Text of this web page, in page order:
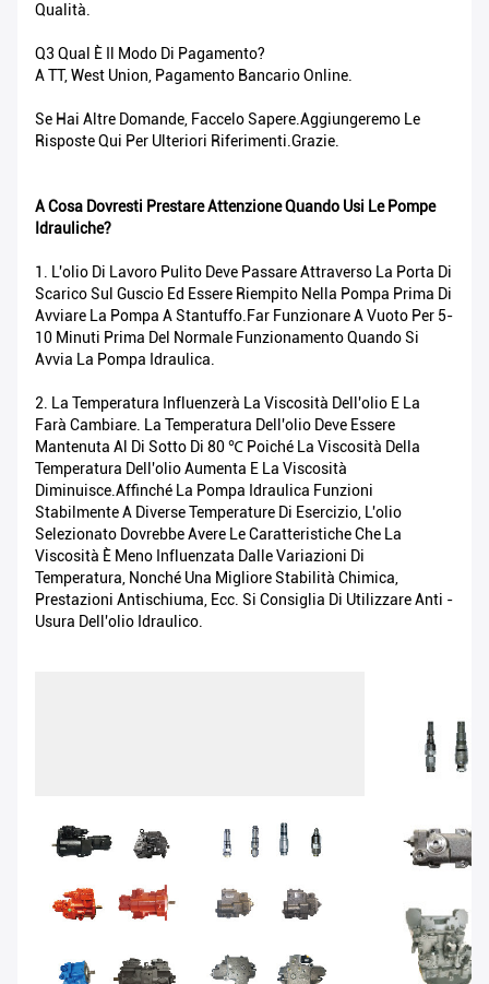
Qualità.
Q3 Qual È Il Modo Di Pagamento?
A TT, West Union, Pagamento Bancario Online.
Se Hai Altre Domande, Faccelo Sapere.Aggiungeremo Le
Risposte Qui Per Ulteriori Riferimenti.Grazie.
A Cosa Dovresti Prestare Attenzione Quando Usi Le Pompe
Idrauliche?
1. L'olio Di Lavoro Pulito Deve Passare Attraverso La Porta Di
Scarico Sul Guscio Ed Essere Riempito Nella Pompa Prima Di
Avviare La Pompa A Stantuffo.Far Funzionare A Vuoto Per 5-
10 Minuti Prima Del Normale Funzionamento Quando Si
Avvia La Pompa Idraulica.
2. La Temperatura Influenzerà La Viscosità Dell'olio E La
Farà Cambiare. La Temperatura Dell'olio Deve Essere
Mantenuta Al Di Sotto Di 80 ℃ Poiché La Viscosità Della
Temperatura Dell'olio Aumenta E La Viscosità
Diminuisce.Affinché La Pompa Idraulica Funzioni
Stabilmente A Diverse Temperature Di Esercizio, L'olio
Selezionato Dovrebbe Avere Le Caratteristiche Che La
Viscosità È Meno Influenzata Dalle Variazioni Di
Temperatura, Nonché Una Migliore Stabilità Chimica,
Prestazioni Antischiuma, Ecc. Si Consiglia Di Utilizzare Anti -
Usura Dell'olio Idraulico.